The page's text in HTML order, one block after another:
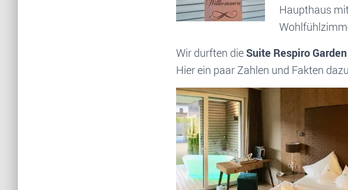
Haupthaus
Wir durften dieSuite Respiro Garden
Hier ein paar Zahlen und Fakten